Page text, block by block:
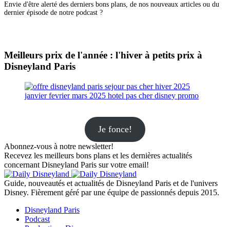
Envie d'être alerté des derniers bons plans, de nos nouveaux articles ou du
dernier épisode de notre podcast ?
Meilleurs prix de l'année : l'hiver à petits prix à
Disneyland Paris
Je fonce!
Abonnez-vous à notre newsletter!
Recevez les meilleurs bons plans et les dernières actualités
concernant Disneyland Paris sur votre email!
Guide, nouveautés et actualités de Disneyland Paris et de l'univers
Disney. Fièrement géré par une équipe de passionnés depuis 2015.
Disneyland Paris
Podcast